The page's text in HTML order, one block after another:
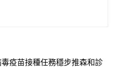
疫苗接種任務穩步推森和診